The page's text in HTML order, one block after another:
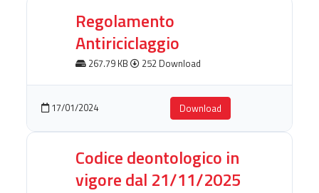
Regolamento
Antiriciclaggio
267.79 KB 252 Download
17/01/2024 Download
Codice deontologico in
vigore dal 21/11/2025